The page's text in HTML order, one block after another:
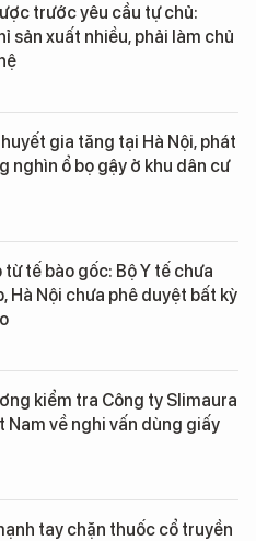
trước yêu cầu tự chủ:
sản xuất nhiều, phải làm chủ
gia tăng tại Hà Nội, phát
nghìn ổ bọ gậy ở khu dân cư
từ tế bào gốc: Bộ Y tế chưa
Hà Nội chưa phê duyệt bất kỳ
kiểm tra Công ty Slimaura
Nam về nghi vấn dùng giấy
tay chặn thuốc cổ truyền